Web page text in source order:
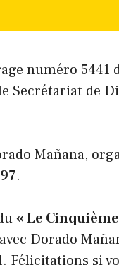
numéro 5441
Secrétariat de
Mañana,
.
« Le
Dorado
. Félicitations si